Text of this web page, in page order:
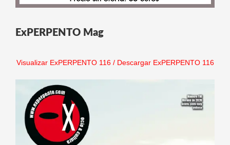
ExPERPENTO Mag
Visualizar ExPERPENTO 116/ Descargar ExPERPENTO 116